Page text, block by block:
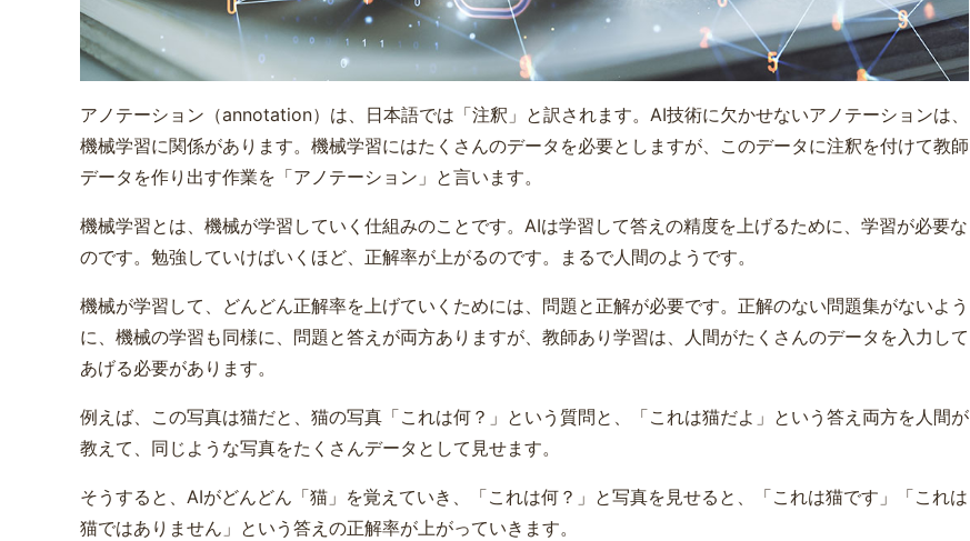
アノテーション（annotation）は、日本語では「注釈」と訳されます。AI技術に欠かせないアノテーションは、
機械学習に関係があります。機械学習にはたくさんのデータを必要としますが、このデータに注釈を付けて教師
データを作り出す作業を「アノテーション」と言います。
機械学習とは、機械が学習していく仕組みのことです。AIは学習して答えの精度を上げるために、学習が必要な
のです。勉強していけばいくほど、正解率が上がるのです。まるで人間のようです。
機械が学習して、どんどん正解率を上げていくためには、問題と正解が必要です。正解のない問題集がないよう
に、機械の学習も同様に、問題と答えが両方ありますが、教師あり学習は、人間がたくさんのデータを入力して
あげる必要があります。
例えば、この写真は猫だと、猫の写真「これは何？」という質問と、「これは猫だよ」という答え両方を人間が
教えて、同じような写真をたくさんデータとして見せます。
そうすると、AIがどんどん「猫」を覚えていき、「これは何？」と写真を見せると、「これは猫です」「これは
猫ではありません」という答えの正解率が上がっていきます。